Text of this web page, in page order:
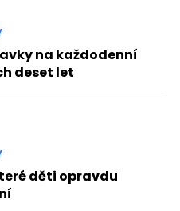
na každodenní
deset let
děti opravdu